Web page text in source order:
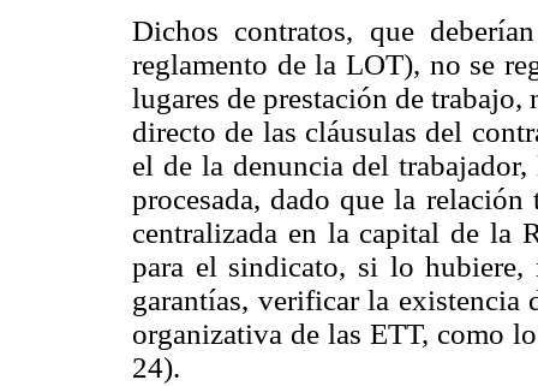
Dichos contratos, que
reglamento de la LOT), no se
lugares de prestación de
directo de las cláusulas del
el de la denuncia del
procesada, dado que la
centralizada en la capital de la
para el sindicato, si lo
garantías, verificar la existencia
organizativa de las ETT, como
24).